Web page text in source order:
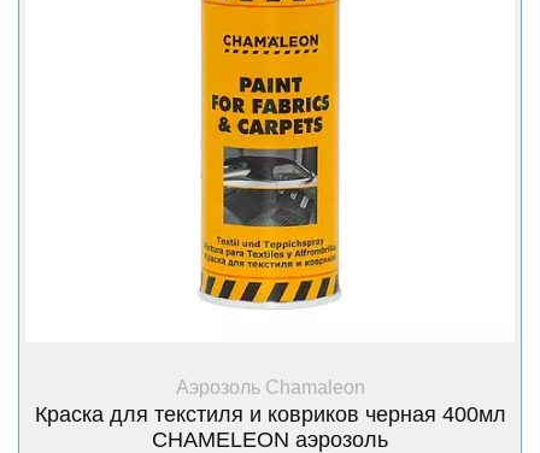
+ Купить
Аэрозоль Chamaleon
Краска для текстиля и ковриков черная 400мл
CHAMELEON аэрозоль